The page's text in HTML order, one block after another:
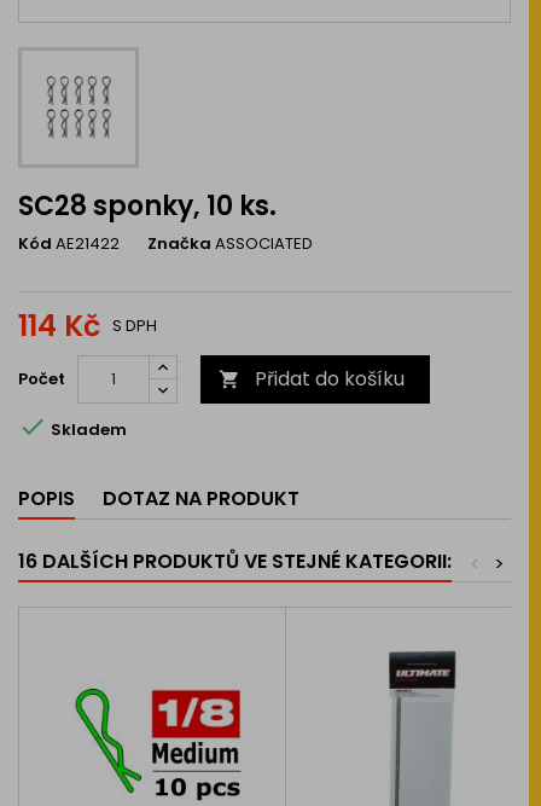
SC28 sponky, 10 ks.
Kód AE21422 Značka ASSOCIATED
114 Kč S DPH
Počet  Přidat do košíku
 Skladem
POPIS DOTAZ NA PRODUKT
16 DALŠÍCH PRODUKTŮ VE STEJNÉ KATEGORII: >
<